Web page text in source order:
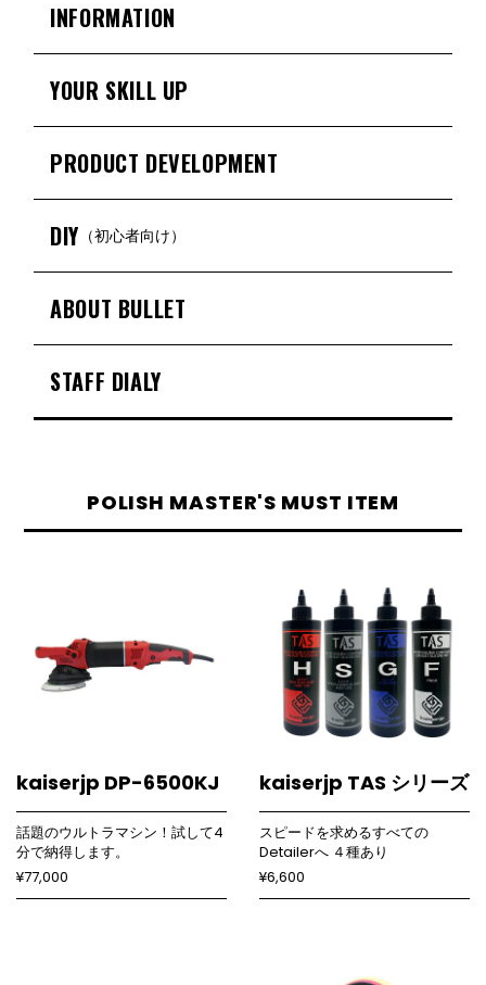
INFORMATION
YOUR SKILL UP
PRODUCT DEVELOPMENT
DIY （初心者向け）
ABOUT BULLET
STAFF DIALY
POLISH MASTER'S MUST ITEM
kaiserjp DP-6500KJ
話題のウルトラマシン！試して4
分で納得します。
¥77,000
kaiserjp TAS シリーズ
スピードを求めるすべての
Detailerへ ４種あり
¥6,600